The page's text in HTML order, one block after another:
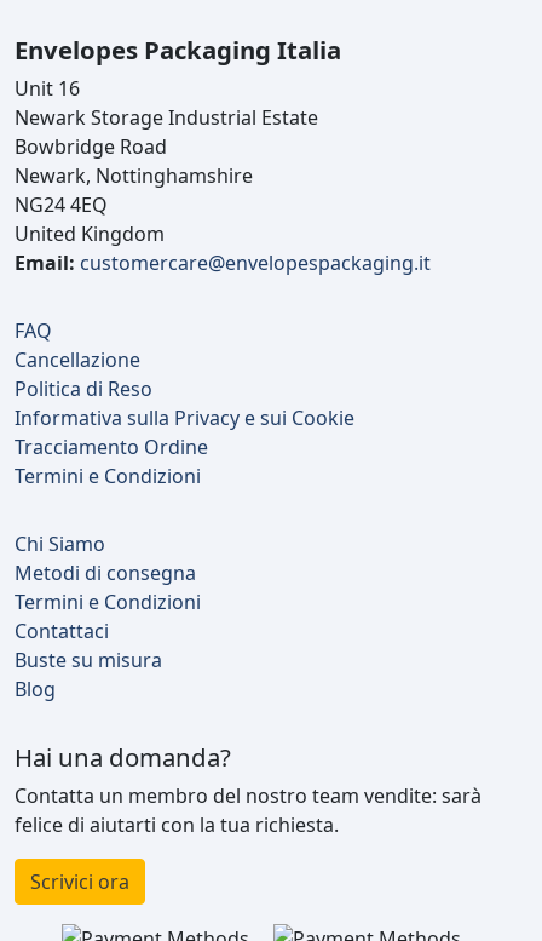
Envelopes Packaging Italia
Unit 16
Newark Storage Industrial Estate
Bowbridge Road
Newark, Nottinghamshire
NG24 4EQ
United Kingdom
Email: customercare@envelopespackaging.it
FAQ
Cancellazione
Politica di Reso
Informativa sulla Privacy e sui Cookie
Tracciamento Ordine
Termini e Condizioni
Chi Siamo
Metodi di consegna
Termini e Condizioni
Contattaci
Buste su misura
Blog
Hai una domanda?
Contatta un membro del nostro team vendite: sarà
felice di aiutarti con la tua richiesta.
Scrivici ora